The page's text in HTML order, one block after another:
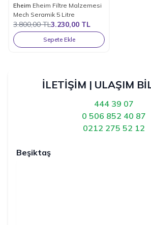
%15
Favorilere Ekle
Eheim Eheim Filtre Malzemesi
Mech Seramik 5 Litre
3.800,00TL3.230,00 TL
Sepete Ekle
İLETİŞİM | ULAŞIM
444 39 07
0 506 852 40 87
0212 275 52 12
Beşiktaş